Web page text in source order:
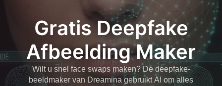
Gratis Deepfake
Afbeelding Maker
Wilt u snel face swaps maken? De deepfake-
beeldmaker van Dreamina gebruikt AI om alles